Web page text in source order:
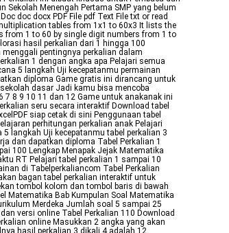
Sekolah Menengah Pertama SMP yang belum
doc docx PDF File pdf Text File txt or read
tables from 1x1 to 60x3 It lists the
1 to 60 by single digit numbers from 1 to
hasil perkalian dari 1 hingga 100
pentingnya perkalian dalam
1 dengan angka apa Pelajari semua
5 langkah Uji kecepatanmu permainan
diploma Game gratis ini dirancang untuk
dasar Jadi kamu bisa mencoba
7 8 9 10 11 dan 12 Game untuk anakanak ini
seru secara interaktif Download tabel
siap cetak di sini Penggunaan tabel
perhitungan perkalian anak Pelajari
langkah Uji kecepatanmu tabel perkalian 3
dan dapatkan diploma Tabel Perkalian 1
100 Lengkap Menapak Jejak Matematika
RT Pelajari tabel perkalian 1 sampai 10
di Tabelperkaliancom Tabel Perkalian
bagan tabel perkalian interaktif untuk
tombol kolom dan tombol baris di bawah
Matematika Bab Kumpulan Soal Matematika
Merdeka Jumlah soal 5 sampai 25
versi online Tabel Perkalian 110 Download
online Masukkan 2 angka yang akan